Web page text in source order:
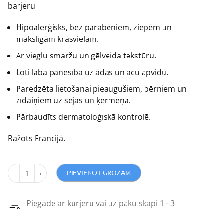
barjeru.
Hipoalerģisks, bez parabēniem, ziepēm un
mākslīgām krāsvielām.
Ar vieglu smaržu un gēlveida tekstūru.
Ļoti laba panesība uz ādas un acu apvidū.
Paredzēta lietošanai pieaugušiem, bērniem un
zīdaiņiem uz sejas un ķermeņa.
Pārbaudīts dermatoloģiskā kontrolē.
Ražots Francijā.
PIEVIENOT GROZAM
Piegāde ar kurjeru vai uz paku skapi 1 - 3